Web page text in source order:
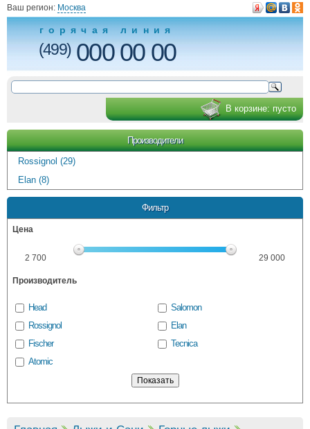
Ваш регион: Москва
горячая линия
(499)000 00 00
В корзине: пусто
Производители
Rossignol (29)
Elan (8)
Фильтр
Цена
2 700 29 000
Производитель
Head
Rossignol
Fischer
Atomic
Salomon
Elan
Tecnica